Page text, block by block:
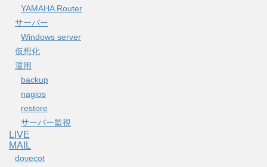
YAMAHA Router
サーバー
Windows server
仮想化
運用
backup
nagios
restore
サーバー監視
LIVE
MAIL
dovecot